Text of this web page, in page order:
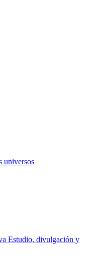
universos
Estudio, divulgación y